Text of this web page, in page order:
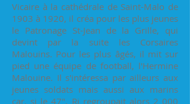
Vicaire à la cathédrale de Saint-Malo de
1903 à 1920, il créa pour les plus jeunes
le Patronage St-Jean de la Grille, qui
devint par la suite les Corsaires
Malouins. Pour les plus âgés, il mit sur
pied une équipe de football, l'Hermine
Malouine. Il s'intéressa par ailleurs aux
jeunes soldats mais aussi aux marins
car, si le 47", Ri regroupait alors 2 000